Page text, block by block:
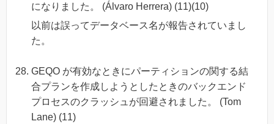
になりました。 (Álvaro Herrera) (11)(10)
以前は誤ってデータベース名が報告されていまし
た。
GEQO が有効なときにパーティションの関する結
合プランを作成しようとしたときのバックエンド
プロセスのクラッシュが回避されました。 (Tom
Lane) (11)